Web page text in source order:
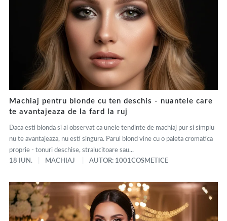
Machiaj pentru blonde cu ten deschis - nuantele care
te avantajeaza de la fard la ruj
Daca esti blonda si ai observat ca unele tendinte de machiaj pur si simplu
nu te avantajeaza, nu esti singura. Parul blond vine cu o paleta cromatica
proprie - tonuri deschise, stralucitoare sau...
18 IUN.
MACHIAJ AUTOR: 1001COSMETICE